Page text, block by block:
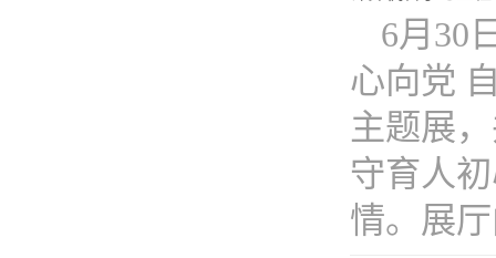
6月30
心向党
主题展
守育人
情。展